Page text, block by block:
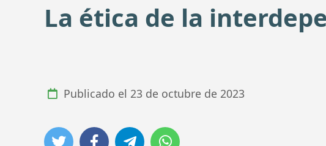
La ética de la
Publicado el 23 de octubre de 2023